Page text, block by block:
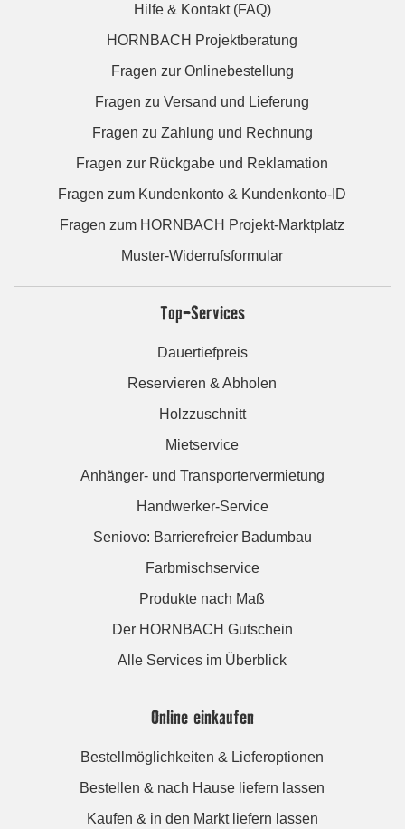
Hilfe & Kontakt (FAQ)
HORNBACH Projektberatung
Fragen zur Onlinebestellung
Fragen zu Versand und Lieferung
Fragen zu Zahlung und Rechnung
Fragen zur Rückgabe und Reklamation
Fragen zum Kundenkonto & Kundenkonto-ID
Fragen zum HORNBACH Projekt-Marktplatz
Muster-Widerrufsformular
Top-Services
Dauertiefpreis
Reservieren & Abholen
Holzzuschnitt
Mietservice
Anhänger- und Transportervermietung
Handwerker-Service
Seniovo: Barrierefreier Badumbau
Farbmischservice
Produkte nach Maß
Der HORNBACH Gutschein
Alle Services im Überblick
Online einkaufen
Bestellmöglichkeiten & Lieferoptionen
Bestellen & nach Hause liefern lassen
Kaufen & in den Markt liefern lassen